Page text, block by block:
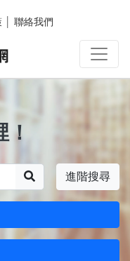
聯絡我們
進階搜尋